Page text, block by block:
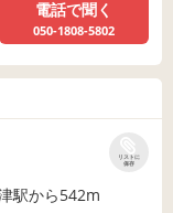
電話で聞く
050-1808-5802
リストに
保存
駅から542m